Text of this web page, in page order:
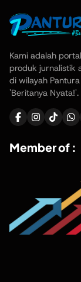
Kami adalah
produk jurnalistik
di wilayah
'Beritanya Nyata!'.
Member of :